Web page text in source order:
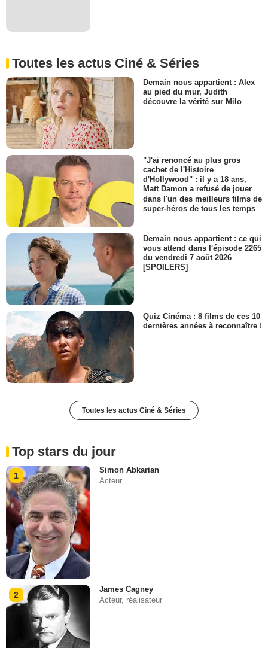
Toutes les actus Ciné & Séries
Demain nous appartient : Alex
au pied du mur, Judith
découvre la vérité sur Milo
"J'ai renoncé au plus gros
cachet de l'Histoire
d'Hollywood" : il y a 18 ans,
Matt Damon a refusé de jouer
dans l'un des meilleurs films de
super-héros de tous les temps
Demain nous appartient : ce qui
vous attend dans l'épisode 2265
du vendredi 7 août 2026
[SPOILERS]
Quiz Cinéma : 8 films de ces 10
dernières années à reconnaître !
Toutes les actus Ciné & Séries
Top stars du jour
1
Simon Abkarian
Acteur
2
James Cagney
Acteur, réalisateur